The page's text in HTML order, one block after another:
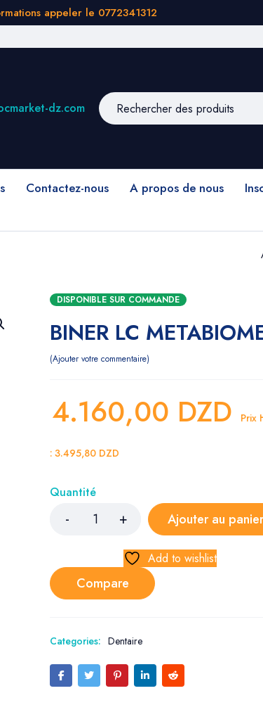
appeler le 0772341312
dz.com
Contactez-nous A propos de nous
DISPONIBLE SUR COMMANDE
BINER LC
Ajouter votre commentaire
4.160,00 DZD Prix
: 3.495,80 DZD
Quantité
Ajouter au panier
Add to wishlist
Compare
Categories: Dentaire